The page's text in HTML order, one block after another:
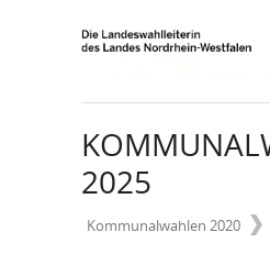
2025
Kommunalwahlen 2020